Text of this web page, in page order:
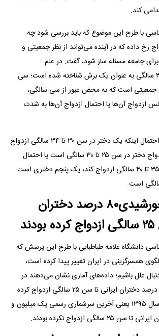
کند.
با طرح این موضوع که باید بررسی شود چه
رخ داده که در آینده می‌تواند از نظر جمعیتی و
جامعه مسئله ساز شود، گفت: در علم
جمعیت‌شناسی دنیا ۳۰ سالگی به عنوان یک برش شناخته شده است؛ سی
جمعیتی است که به محض عبور از سی سالگی،
ازدواج آن‌ها یا احتمال ازدواج آن‌ها به شدت
دراهکی توضیح داد: احتمال اینکه یک دختر در سن ۳۰ تا ۳۴ سالگی ازدواج
کند، نصف احتمال ازدواج دختر در سن ۲۵ تا ۳۰ سالگی است یا احتمال
اینکه دختری در سن ۳۵ تا ۴۰ سالگی ازدواج کند، یک پنجم دختری است
در دهه ۵۰ خورشیدی۸۰ درصد دختران
دانشگاه علامه طباطبایی با طرح این پرسش که
همسرگزینی در ایران تغییر پیدا کرده است،
علل باشیم؛ داده‌های آماری نشان می‌دهند در
دهه ۵۰ خورشیدی۸۰ درصد دختران ایرانی تا سن ۲۵ سالگی ازدواج کرده
بودند در حالی که در سال ۱۳۹۵ یعنی آخرین سرشماری رسمی یک میلیون و